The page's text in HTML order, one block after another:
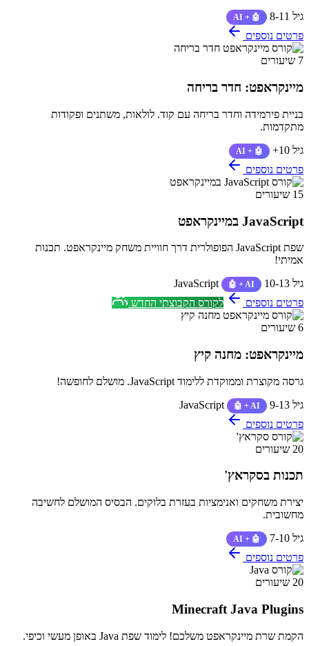
גיל 8-11
🤖 + AI
פרטים נוספים
7 שיעורים
מיינקראפט: חדר בריחה
בניית פירמידה וחדר בריחה עם קוד. לולאות, משתנים ופקודות
מתקדמות.
גיל 10+
🤖 + AI
פרטים נוספים
15 שיעורים
JavaScript במיינקראפט
שפת JavaScript הפופולרית דרך חוויית משחק מיינקראפט. תכנות
אמיתי!
גיל 10-13
JavaScript 🤖 + AI
פרטים נוספים לקורס הקבוצתי החדש
6 שיעורים
מיינקראפט: מחנה קיץ
גרסה מקוצרת וממוקדת ללימוד JavaScript. מושלם לחופשה!
גיל 9-13
JavaScript 🤖 + AI
פרטים נוספים
20 שיעורים
תכנות בסקראץ'
יצירת משחקים ואנימציות בעזרת בלוקים. הבסיס המושלם לחשיבה
מחשובית.
גיל 7-10
🤖 + AI
פרטים נוספים
20 שיעורים
Minecraft Java Plugins
הקמת שרת מיינקראפט משלכם! לימוד שפת Java באופן מעשי וכיפי.